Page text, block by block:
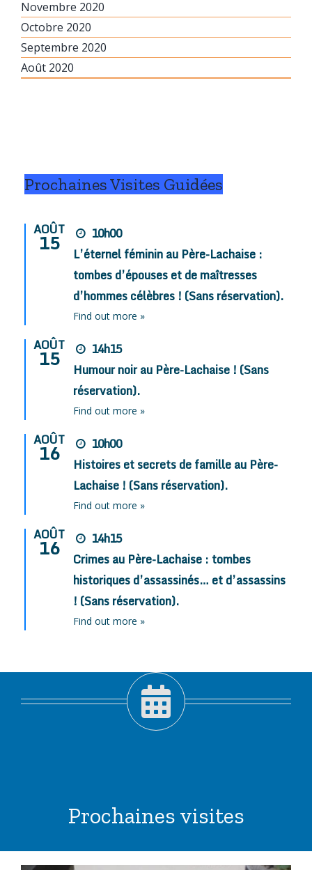
Novembre 2020
Octobre 2020
Septembre 2020
Août 2020
Prochaines Visites Guidées
AOÛT
15
10h00
L’éternel féminin au Père-Lachaise :
tombes d’épouses et de maîtresses
d’hommes célèbres ! (Sans réservation).
Find out more »
AOÛT
15
14h15
Humour noir au Père-Lachaise ! (Sans
réservation).
Find out more »
AOÛT
16
10h00
Histoires et secrets de famille au Père-
Lachaise ! (Sans réservation).
Find out more »
AOÛT
16
14h15
Crimes au Père-Lachaise : tombes
historiques d’assassinés… et d’assassins
! (Sans réservation).
Find out more »
Prochaines visites